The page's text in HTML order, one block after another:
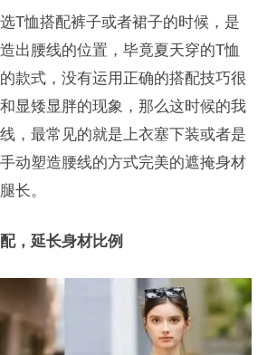
T恤搭配裤子或者裙子的时候，是
出腰线的位置，毕竟夏天穿的T恤
款式，没有运用正确的搭配技巧很
显矮显胖的现象，那么这时候的我
，最常见的就是上衣塞下装或者是
动塑造腰线的方式完美的遮掩身材
长。
，延长身材比例